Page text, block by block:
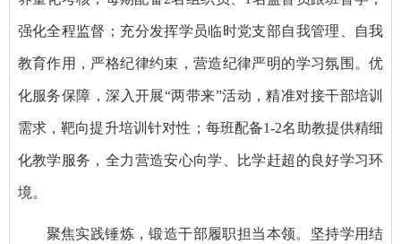
强化全程监督；充分发挥学员临时党支部自我管理、自我
教育作用，严格纪律约束，营造纪律严明的学习氛围。优
化服务保障，深入开展“两带来”活动，精准对接干部培训
需求，靶向提升培训针对性；每班配备1-2名助教提供精细
化教学服务，全力营造安心向学、比学赶超的良好学习环
境。
聚焦实践锤炼，锻造干部履职担当本领。坚持学用结